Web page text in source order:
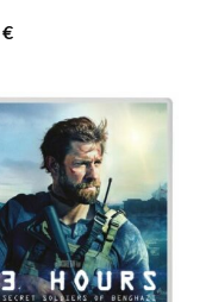
€